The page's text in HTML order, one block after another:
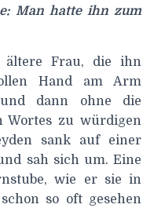
Man hatte ihn zum
ältere Frau, die ihn
Hand am Arm
dann ohne die
Wortes zu würdigen
sank auf einer
sah sich um. Eine
wie er sie in
so oft gesehen